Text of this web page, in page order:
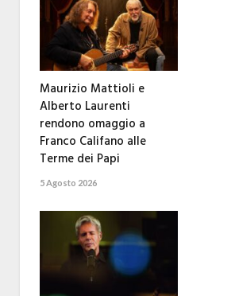
Maurizio Mattioli e
Alberto Laurenti
rendono omaggio a
Franco Califano alle
Terme dei Papi
5 Agosto 2026